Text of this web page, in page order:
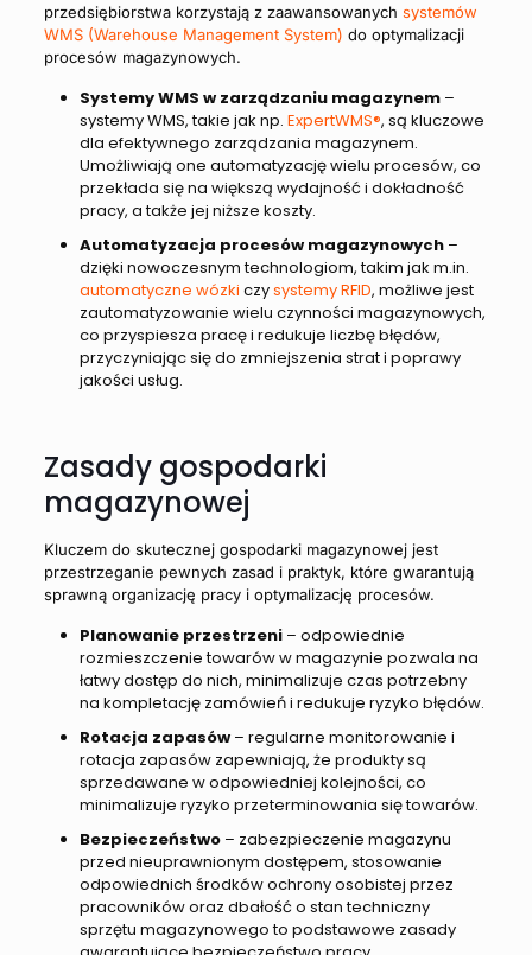
przedsiębiorstwa korzystają z zaawansowanych systemów
WMS (Warehouse Management System) do optymalizacji
procesów magazynowych.
Systemy WMS w zarządzaniu magazynem–
systemy WMS, takie jak np. ExpertWMS®, są kluczowe
dla efektywnego zarządzania magazynem.
Umożliwiają one automatyzację wielu procesów, co
przekłada się na większą wydajność i dokładność
pracy, a także jej niższe koszty.
Automatyzacja procesów magazynowych–
dzięki nowoczesnym technologiom, takim jak m.in.
automatyczne wózki czysystemy RFID, możliwe jest
zautomatyzowanie wielu czynności magazynowych,
co przyspiesza pracę i redukuje liczbę błędów,
przyczyniając się do zmniejszenia strat i poprawy
jakości usług.
Zasady gospodarki
magazynowej
Kluczem do skutecznej gospodarki magazynowej jest
przestrzeganie pewnych zasad i praktyk, które gwarantują
sprawną organizację pracy i optymalizację procesów.
Planowanie przestrzeni– odpowiednie
rozmieszczenie towarów w magazynie pozwala na
łatwy dostęp do nich, minimalizuje czas potrzebny
na kompletację zamówień i redukuje ryzyko błędów.
Rotacja zapasów– regularne monitorowanie i
rotacja zapasów zapewniają, że produkty są
sprzedawane w odpowiedniej kolejności, co
minimalizuje ryzyko przeterminowania się towarów.
Bezpieczeństwo– zabezpieczenie magazynu
przed nieuprawnionym dostępem, stosowanie
odpowiednich środków ochrony osobistej przez
pracowników oraz dbałość o stan techniczny
sprzętu magazynowego to podstawowe zasady